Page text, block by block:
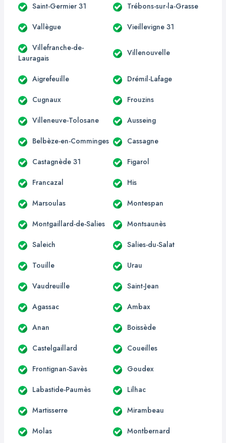
Saint-Germier 31 Trébons-sur-la-Grasse
Vallègue Vieillevigne 31
Villefranche-de-
Lauragais
Villenouvelle
Aigrefeuille Drémil-Lafage
Cugnaux Frouzins
Villeneuve-Tolosane Ausseing
Belbèze-en-Comminges Cassagne
Castagnède 31 Figarol
Francazal His
Marsoulas Montespan
Montgaillard-de-Salies Montsaunès
Saleich Salies-du-Salat
Touille Urau
Vaudreuille Saint-Jean
Agassac Ambax
Anan Boissède
Castelgaillard Coueilles
Frontignan-Savès Goudex
Labastide-Paumès Lilhac
Martisserre Mirambeau
Molas Montbernard